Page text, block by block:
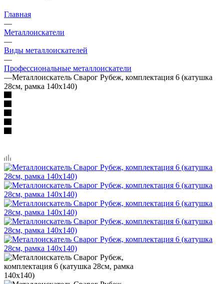
Главная
—
Металлоискатели
—
Виды металлоискателей
—
Профессиональные металлоискатели
—Металлоискатель Сварог Рубеж, комплектация 6 (катушка
28см, рамка 140х140)